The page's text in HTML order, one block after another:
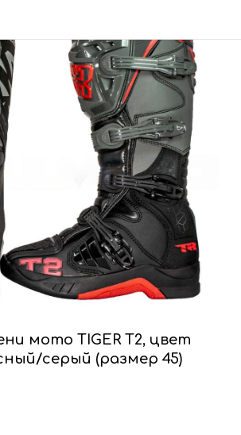
мото TIGER T2, цвет
серый (размер 45)